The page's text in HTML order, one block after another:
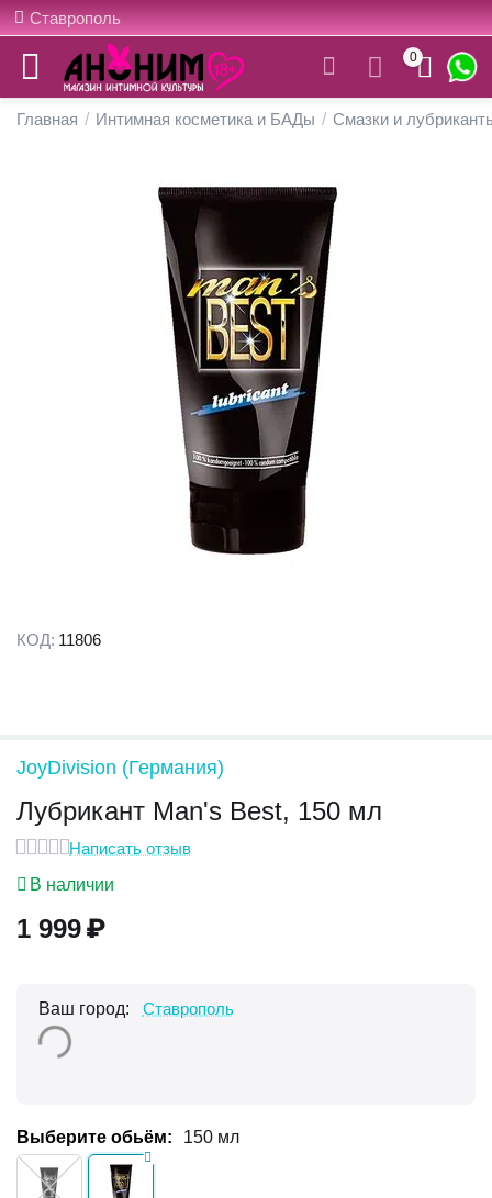
Ставрополь
0
Главная / Интимная косметика и БАДы / Смазки и
КОД: 11806
JoyDivision (Германия)
Лубрикант Man's Best, 150 мл
Написать отзыв
В наличии
1 999₽
Ваш город: Ставрополь
Выберите обьём: 150 мл